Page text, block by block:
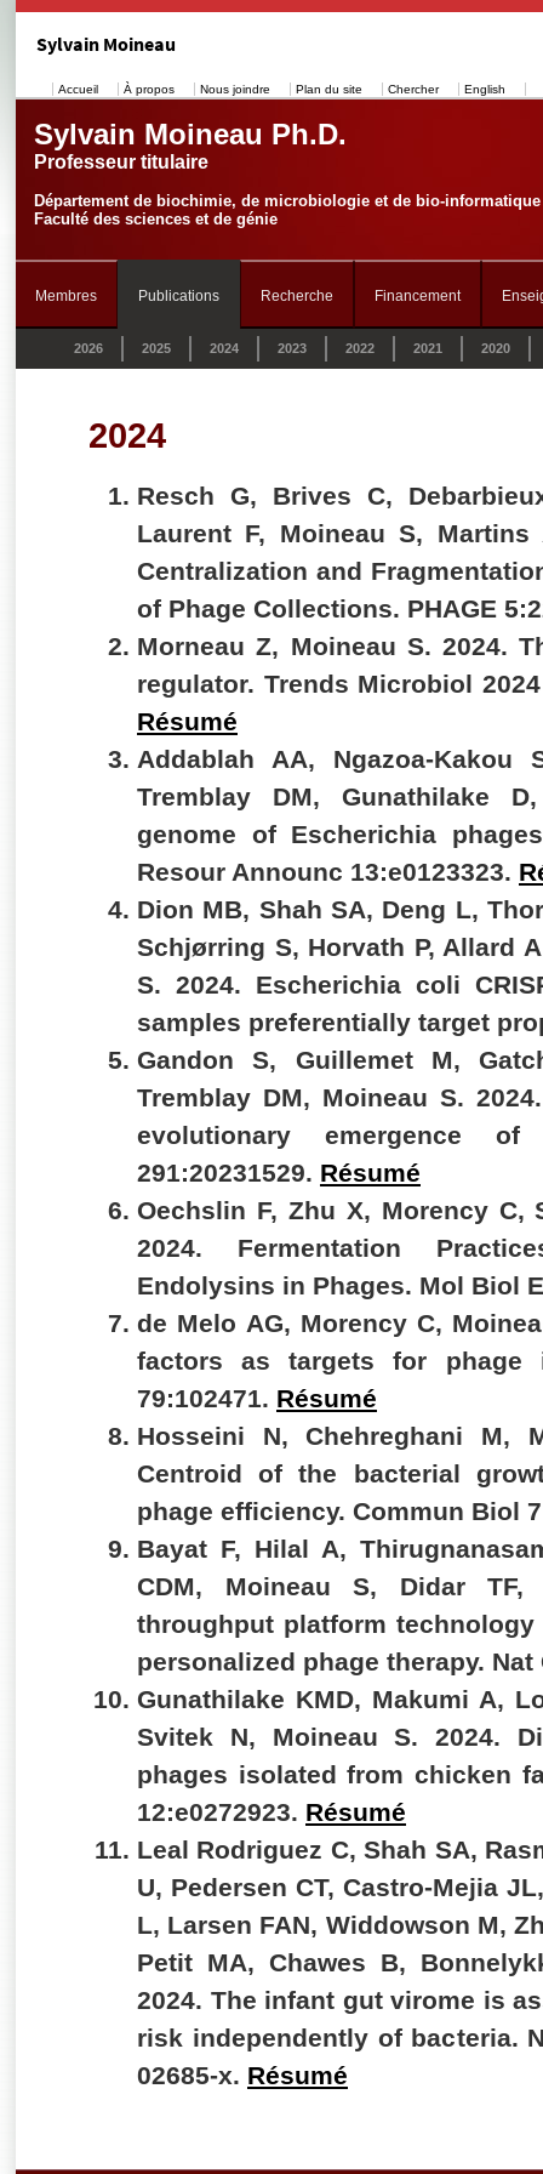
Sylvain Moineau
Accueil À propos Nous joindre Plan du site Chercher English
Sylvain Moineau Ph.D.
Professeur titulaire
Département de biochimie, de microbiologie et de bio-informatique
Faculté des sciences et de génie
Membres Publications Recherche Financement
2026 2025 2024 2023 2022 2021 2020
2024
Resch G, Brives C,
Laurent F, Moineau S, Martins
Centralization and
of Phage Collections. PHAGE
Morneau Z, Moineau S. 2024.
regulator. Trends Microbiol
Résumé
Addablah AA, Ngazoa-
Tremblay DM, Gunathilake
genome of Escherichia
Resour Announc 13:e0123323.
Dion MB, Shah SA, Deng L,
Schjørring S, Horvath P, Allard
S. 2024. Escherichia coli
samples preferentially target
Gandon S, Guillemet M,
Tremblay DM, Moineau S.
evolutionary emergence
291:20231529. Résumé
Oechslin F, Zhu X, Morency C,
2024. Fermentation
Endolysins in Phages. Mol Biol
de Melo AG, Morency C,
factors as targets for phage
79:102471. Résumé
Hosseini N, Chehreghani M,
Centroid of the bacterial
phage efficiency. Commun Biol
Bayat F, Hilal A,
CDM, Moineau S, Didar
throughput platform
personalized phage therapy.
Gunathilake KMD, Makumi A,
Svitek N, Moineau S. 2024.
phages isolated from chicken
12:e0272923. Résumé
Leal Rodriguez C, Shah SA,
U, Pedersen CT, Castro-Mejia
L, Larsen FAN, Widdowson M,
Petit MA, Chawes B,
2024. The infant gut virome is
risk independently of bacteria.
02685-x. Résumé